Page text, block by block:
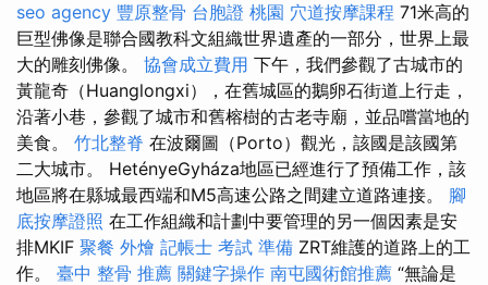
seo agency 豐原整骨 台胞證 桃園 穴道按摩課程 71米高的
巨型佛像是聯合國教科文組織世界遺產的一部分，世界上最
大的雕刻佛像。 協會成立費用 下午，我們參觀了古城市的
黃龍奇（Huanglongxi），在舊城區的鵝卵石街道上行走，
沿著小巷，參觀了城市和舊榕樹的古老寺廟，並品嚐當地的
美食。 竹北整脊 在波爾圖（Porto）觀光，該國是該國第
二大城市。 HetényeGyháza地區已經進行了預備工作，該
地區將在縣城最西端和M5高速公路之間建立道路連接。 腳
底按摩證照 在工作組織和計劃中要管理的另一個因素是安
排MKIF 聚餐 外燴 記帳士 考試 準備 ZRT維護的道路上的工
作。 臺中 整骨 推薦 關鍵字操作 南屯國術館推薦 “無論是